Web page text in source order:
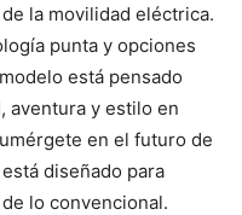
la movilidad eléctrica.
punta y opciones
está pensado
aventura y estilo en
en el futuro de
diseñado para
lo convencional.